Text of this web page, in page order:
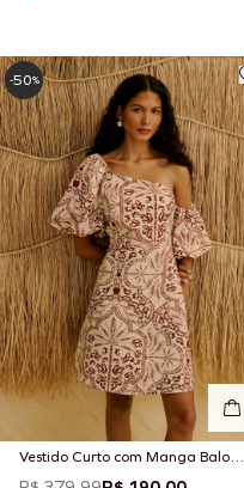
Vestido Curto com Manga Balone
Estampado Palmas Del Sol
-50%